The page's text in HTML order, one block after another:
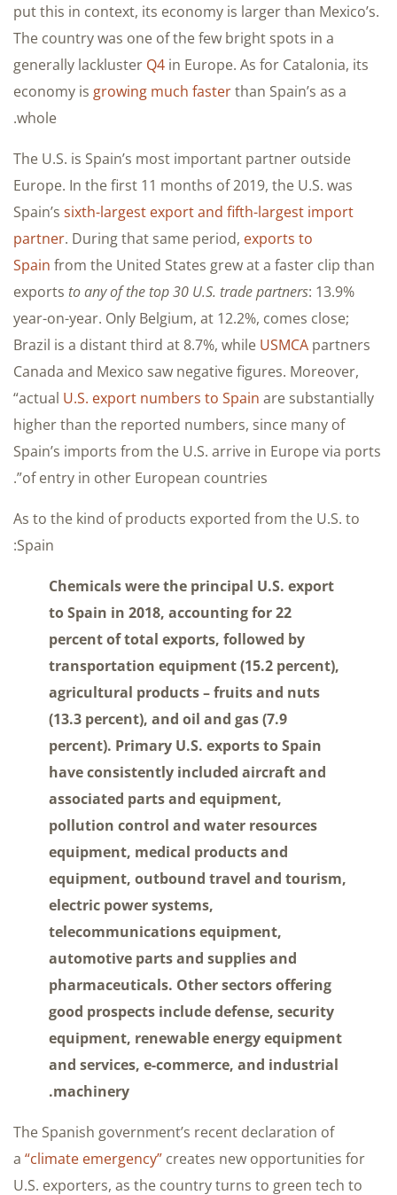
put this in context, its economy is larger than Mexico’s.
The country was one of the few bright spots in a
generally lackluster Q4 in Europe. As for Catalonia, its
economy is growing much fasterthan Spain’s as a
whole.
The U.S. is Spain’s most important partner outside
Europe. In the first 11 months of 2019, the U.S. was
Spain’s sixth-largest export and fifth-largest import
partner. During that same period, exports to
Spain from the United States grew at a faster clip than
exports to any of the top 30 U.S. trade partners: 13.9%
year-on-year. Only Belgium, at 12.2%, comes close;
Brazil is a distant third at 8.7%, while USMCA partners
Canada and Mexico saw negative figures. Moreover,
“actual U.S. export numbers to Spain are substantially
higher than the reported numbers, since many of
Spain’s imports from the U.S. arrive in Europe via ports
of entry in other European countries”.
As to the kind of products exported from the U.S. to
Spain:
Chemicals were the principal U.S. export
to Spain in 2018, accounting for 22
percent of total exports, followed by
transportation equipment (15.2 percent),
agricultural products – fruits and nuts
(13.3 percent), and oil and gas (7.9
percent). Primary U.S. exports to Spain
have consistently included aircraft and
associated parts and equipment,
pollution control and water resources
equipment, medical products and
equipment, outbound travel and tourism,
electric power systems,
telecommunications equipment,
automotive parts and supplies and
pharmaceuticals. Other sectors offering
good prospects include defense, security
equipment, renewable energy equipment
and services, e-commerce, and industrial
machinery.
The Spanish government’s recent declaration of
a “climate emergency” creates new opportunities for
U.S. exporters, as the country turns to green tech to